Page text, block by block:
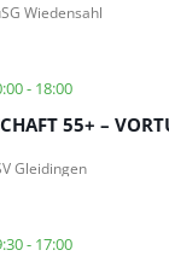
Wiedensahl
- 18:00
55+ –
Gleidingen
- 17:00